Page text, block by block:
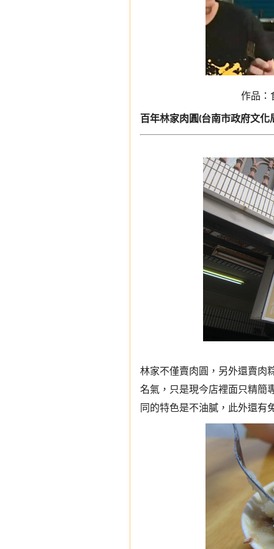
作品：
百年林家肉圓(台南市政府文化
林家不僅賣肉圓，另外還賣肉
名氣，只是現今店裡面只精簡
同的特色是不油膩，此外還有